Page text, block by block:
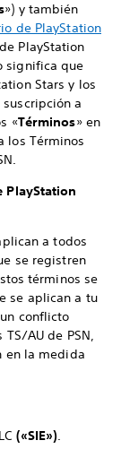
») y también
de PlayStation
PlayStation
significa que
Stars y los
a
«Términos» en
los Términos
a todos
se registren
términos se
se aplican a tu
conflicto
AU de PSN,
en la medida
(«SIE»).